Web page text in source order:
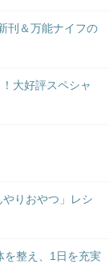
刊＆万能ナイフの
大好評スペシャ
りおやつ」レシ
を整え、1日を充実